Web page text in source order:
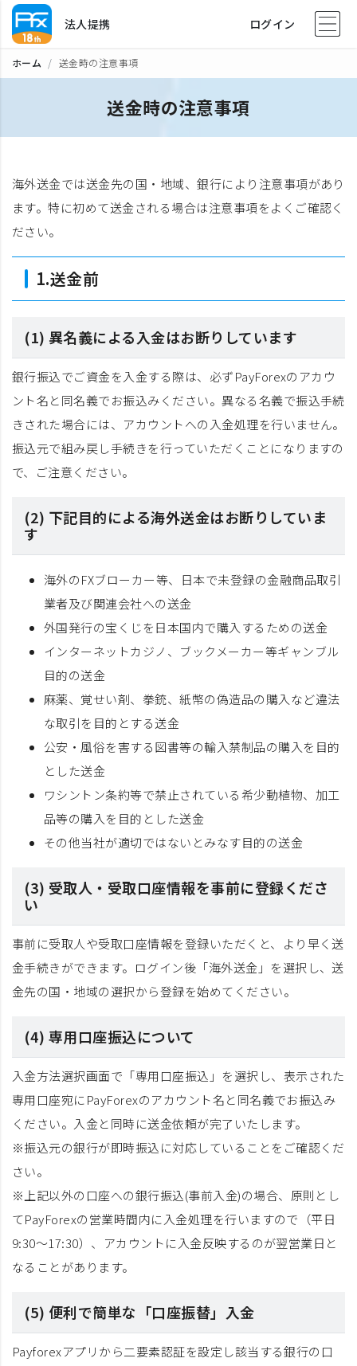
法人提携 ログイン
ホーム 送金時の注意事項
送金時の注意事項
海外送金では送金先の国・地域、銀行により注意事項があり
ます。特に初めて送金される場合は注意事項をよくご確認く
ださい。
1.送金前
(1) 異名義による入金はお断りしています
銀行振込でご資金を入金する際は、必ずPayForexのアカウ
ント名と同名義でお振込みください。異なる名義で振込手続
きされた場合には、アカウントへの入金処理を行いません。
振込元で組み戻し手続きを行っていただくことになりますの
で、ご注意ください。
(2) 下記目的による海外送金はお断りしていま
す
海外のFXブローカー等、日本で未登録の金融商品取引
業者及び関連会社への送金
外国発行の宝くじを日本国内で購入するための送金
インターネットカジノ、ブックメーカー等ギャンブル
目的の送金
麻薬、覚せい剤、拳銃、紙幣の偽造品の購入など違法
な取引を目的とする送金
公安・風俗を害する図書等の輸入禁制品の購入を目的
とした送金
ワシントン条約等で禁止されている希少動植物、加工
品等の購入を目的とした送金
その他当社が適切ではないとみなす目的の送金
(3) 受取人・受取口座情報を事前に登録くださ
い
事前に受取人や受取口座情報を登録いただくと、より早く送
金手続きができます。ログイン後「海外送金」を選択し、送
金先の国・地域の選択から登録を始めてください。
(4) 専用口座振込について
入金方法選択画面で「専用口座振込」を選択し、表示された
専用口座宛にPayForexのアカウント名と同名義でお振込み
ください。入金と同時に送金依頼が完了いたします。
※振込元の銀行が即時振込に対応していることをご確認くだ
さい。
※上記以外の口座への銀行振込(事前入金)の場合、原則とし
てPayForexの営業時間内に入金処理を行いますので（平日
9:30～17:30）、アカウントに入金反映するのが翌営業日と
なることがあります。
(5) 便利で簡単な「口座振替」入金
Payforexアプリから二要素認証を設定し該当する銀行の口